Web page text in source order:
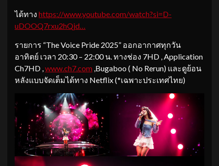
ได้ทาง https://www.youtube.com/watch?si=D-
uDOOQ7rxu2hQjd…
รายการ “The Voice Pride 2025” ออกอากาศทุกวัน
อาทิตย์ เวลา 20:30 – 22:00 น. ทางช่อง 7HD , Application
Ch7HD , www.ch7.com ,Bugaboo ( No Rerun) และดูย้อน
หลังแบบจัดเต็มได้ทาง Netflix (*เฉพาะประเทศไทย)